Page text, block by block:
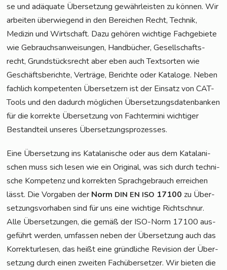
se und adäqua­te Über­set­zung gewähr­leis­ten zu kön­nen. Wir
arbei­ten über­wie­gend in den Berei­chen Recht, Tech­nik,
Medi­zin und Wirt­schaft. Dazu gehö­ren wich­ti­ge Fach­ge­bie­te
wie Gebrauchs­an­wei­sun­gen, Hand­bü­cher, Gesell­schafts­
recht, Grund­stücks­recht aber eben auch Text­sor­ten wie
Geschäfts­be­rich­te, Ver­trä­ge, Berich­te oder Kata­lo­ge. Neben
fach­lich kom­pe­ten­ten Über­set­zern ist der Ein­satz von CAT-
Tools und den dadurch mög­li­chen Über­set­zungs­da­ten­ban­ken
für die kor­rek­te Über­set­zung von Fach­ter­mi­ni wich­ti­ger
Bestand­teil unse­res Übersetzungsprozesses.
Eine Über­set­zung ins Kata­la­ni­sche oder aus dem Kata­la­ni­
schen muss sich lesen wie ein Ori­gi­nal, was sich durch tech­ni­
sche Kom­pe­tenz und kor­rek­ten Sprach­ge­brauch errei­chen
lässt. Die Vor­ga­ben der Norm DIN EN ISO 17100 zu Über­
set­zungs­vor­ha­ben sind für uns eine wich­ti­ge Richt­schnur.
Alle Über­set­zun­gen, die gemäß der ISO-Norm 17100 aus­
ge­führt wer­den, umfas­sen neben der Über­set­zung auch das
Kor­rek­tur­le­sen, das heißt eine gründ­li­che Revi­si­on der Über­
set­zung durch einen zwei­ten Fach­über­set­zer. Wir bie­ten die